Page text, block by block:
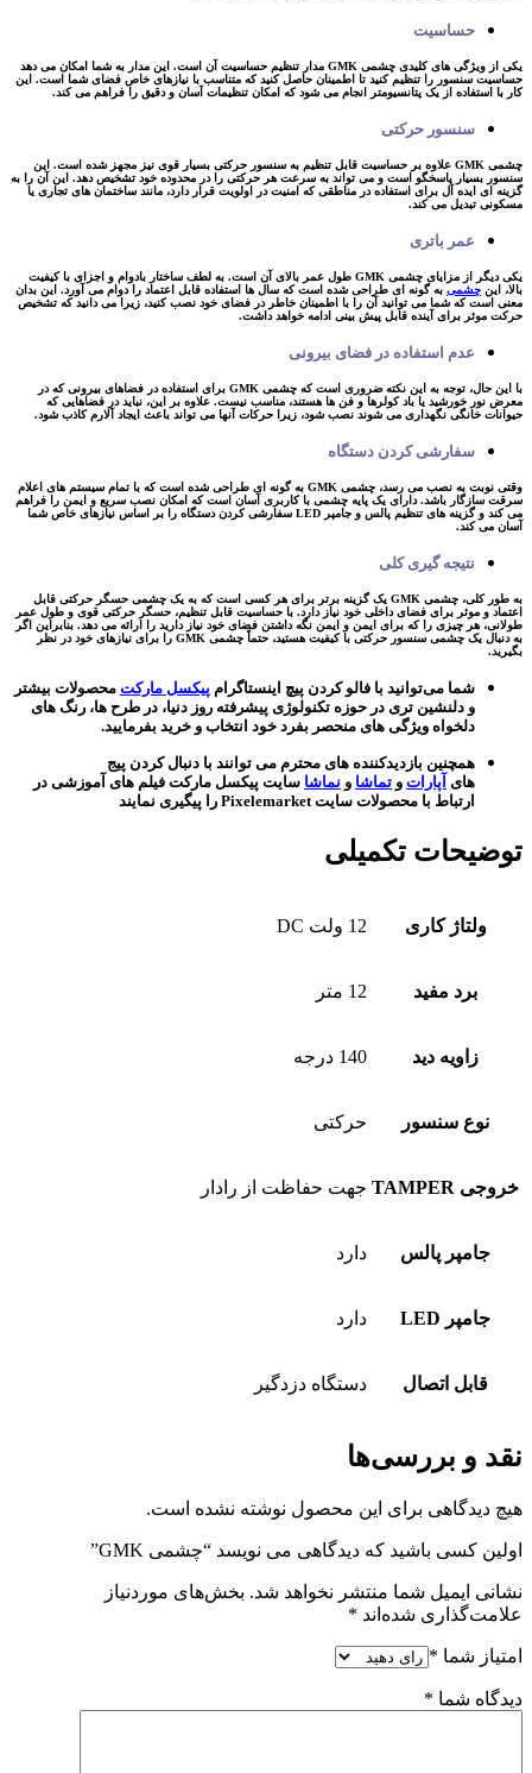
حساسیت
یکی از ویژگی های کلیدی چشمی GMK مدار تنظیم حساسیت آن است. این مدار به شما امکان می دهد
حساسیت سنسور را تنظیم کنید تا اطمینان حاصل کنید که متناسب با نیازهای خاص فضای شما است. این
کار با استفاده از یک پتانسیومتر انجام می شود که امکان تنظیمات آسان و دقیق را فراهم می کند.
سنسور حرکتی
چشمی GMK علاوه بر حساسیت قابل تنظیم به سنسور حرکتی بسیار قوی نیز مجهز شده است. این
سنسور بسیار پاسخگو است و می تواند به سرعت هر حرکتی را در محدوده خود تشخیص دهد. این آن را به
گزینه ای ایده آل برای استفاده در مناطقی که امنیت در اولویت قرار دارد، مانند ساختمان های تجاری یا
مسکونی تبدیل می کند.
عمر باتری
یکی دیگر از مزایای چشمی GMK طول عمر بالای آن است. به لطف ساختار بادوام و اجزای با کیفیت
بالا، این چشمی به گونه ای طراحی شده است که سال ها استفاده قابل اعتماد را دوام می آورد. این بدان
معنی است که شما می توانید آن را با اطمینان خاطر در فضای خود نصب کنید، زیرا می دانید که تشخیص
حرکت موثر برای آینده قابل پیش بینی ادامه خواهد داشت.
عدم استفاده در فضای بیرونی
با این حال، توجه به این نکته ضروری است که چشمی GMK برای استفاده در فضاهای بیرونی که در
معرض نور خورشید یا باد کولرها و فن ها هستند، مناسب نیست. علاوه بر این، نباید در فضاهایی که
حیوانات خانگی نگهداری می شوند نصب شود، زیرا حرکات آنها می تواند باعث ایجاد آلارم کاذب شود.
سفارشی کردن دستگاه
وقتی نوبت به نصب می رسد، چشمی GMK به گونه ای طراحی شده است که با تمام سیستم های اعلام
سرقت سازگار باشد. دارای یک پایه چشمی با کاربری آسان است که امکان نصب سریع و ایمن را فراهم
می کند و گزینه های تنظیم پالس و جامپر LED سفارشی کردن دستگاه را بر اساس نیازهای خاص شما
آسان می کند.
نتیجه گیری کلی
به طور کلی، چشمی GMK یک گزینه برتر برای هر کسی است که به یک چشمی حسگر حرکتی قابل
اعتماد و موثر برای فضای داخلی خود نیاز دارد. با حساسیت قابل تنظیم، حسگر حرکتی قوی و طول عمر
طولانی، هر چیزی را که برای ایمن و ایمن نگه داشتن فضای خود نیاز دارید را ارائه می دهد. بنابراین اگر
به دنبال یک چشمی سنسور حرکتی با کیفیت هستید، حتماً چشمی GMK را برای نیازهای خود در نظر
بگیرید.
شما می‌توانید با فالو کردن پیچ اینستاگرام پیکسل مارکت محصولات بیشتر
و دلنشین تری در حوزه تکنولوژی پیشرفته روز دنیا، در طرح ها، رنگ های
دلخواه ویژگی های منحصر بفرد خود انتخاب و خرید بفرمایید.
همچنین بازدیدکننده های محترم می توانند با دنبال کردن پیج
های آپارات و تماشا و نماشا سایت پیکسل مارکت فیلم های آموزشی در
ارتباط با محصولات سایت Pixelemarket را پیگیری نمایند
توضیحات تکمیلی
ولتاژ کاری 12 ولت DC
برد مفید 12 متر
زاویه دید 140 درجه
نوع سنسور حرکتی
خروجی TAMPER جهت حفاظت از رادار
جامپر پالس دارد
جامپر LED دارد
قابل اتصال دستگاه دزدگیر
نقد و بررسی‌ها
هیچ دیدگاهی برای این محصول نوشته نشده است.
اولین کسی باشید که دیدگاهی می نویسد “چشمی GMK”
نشانی ایمیل شما منتشر نخواهد شد. بخش‌های موردنیاز
علامت‌گذاری شده‌اند *
امتیاز شما *
دیدگاه شما *